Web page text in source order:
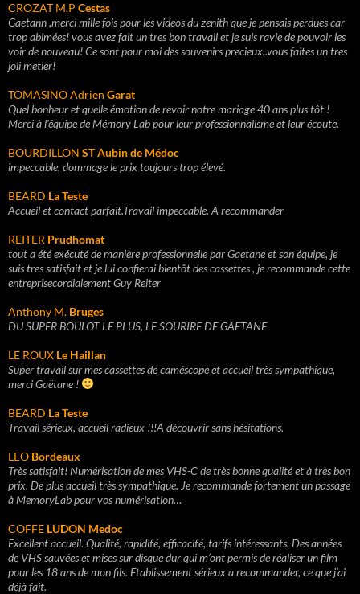
CROZAT M.P Cestas
Gaetann ,merci mille fois pour les videos du zenith que je pensais perdues car
trop abimées! vous avez fait un tres bon travail et je suis ravie de pouvoir les
voir de nouveau! Ce sont pour moi des souvenirs precieux..vous faites un tres
joli metier!
TOMASINO Adrien Garat
Quel bonheur et quelle émotion de revoir notre mariage 40 ans plus tôt !
Merci à l'équipe de Mémory Lab pour leur professionnalisme et leur écoute.
BOURDILLON ST Aubin de Médoc
impeccable, dommage le prix toujours trop élevé.
BEARD La Teste
Accueil et contact parfait.Travail impeccable. A recommander
REITER Prudhomat
tout a été exécuté de manière professionnelle par Gaetane et son équipe, je
suis tres satisfait et je lui confierai bientôt des cassettes , je recommande cette
entreprisecordialement Guy Reiter
Anthony M. Bruges
DU SUPER BOULOT LE PLUS, LE SOURIRE DE GAETANE
LE ROUX Le Haillan
Super travail sur mes cassettes de caméscope et accueil très sympathique,
merci Gaëtane !
BEARD La Teste
Travail sérieux, accueil radieux !!!A découvrir sans hésitations.
LEO Bordeaux
Très satisfait! Numérisation de mes VHS-C de très bonne qualité et à très bon
prix. De plus accueil très sympathique. Je recommande fortement un passage
à MemoryLab pour vos numérisation…
COFFE LUDON Medoc
Excellent accueil. Qualité, rapidité, efficacité, tarifs intéressants. Des années
de VHS sauvées et mises sur disque dur qui m’ont permis de réaliser un film
pour les 18 ans de mon fils. Etablissement sérieux a recommander, ce que j’ai
déjà fait.